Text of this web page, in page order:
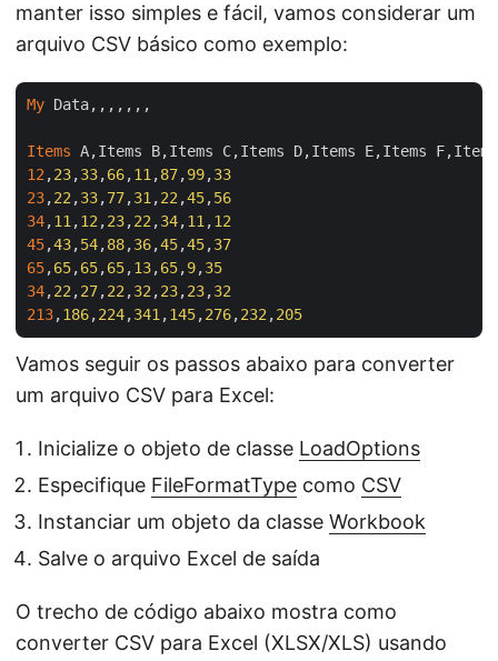
manter isso simples e fácil, vamos considerar um
arquivo CSV básico como exemplo:
My Data,,,,,,,
Items
12 ,23,33,66,11 ,87,99,33
23,22 ,33,77,31 ,22 ,45,56
34,11 ,12 ,23,22 ,34,11 ,12
45,43,54,88,36,45,45,37
65,65,65,65,13,65,9,35
34,22 ,27,22 ,32 ,23,23,32
213,186,224,341 ,145,276,232 ,205
Vamos seguir os passos abaixo para converter
um arquivo CSV para Excel:
Inicialize o objeto de classe LoadOptions
Especifique FileFormatType como CSV
Instanciar um objeto da classe Workbook
Salve o arquivo Excel de saída
O trecho de código abaixo mostra como
converter CSV para Excel (XLSX/XLS) usando